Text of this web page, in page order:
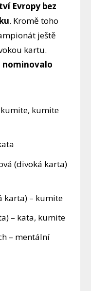
Evropy bez
. Kromě toho
ještě
kartu.
nominovalo
kumite
(divoká karta)
karta) – kumite
– kata, kumite
– mentální